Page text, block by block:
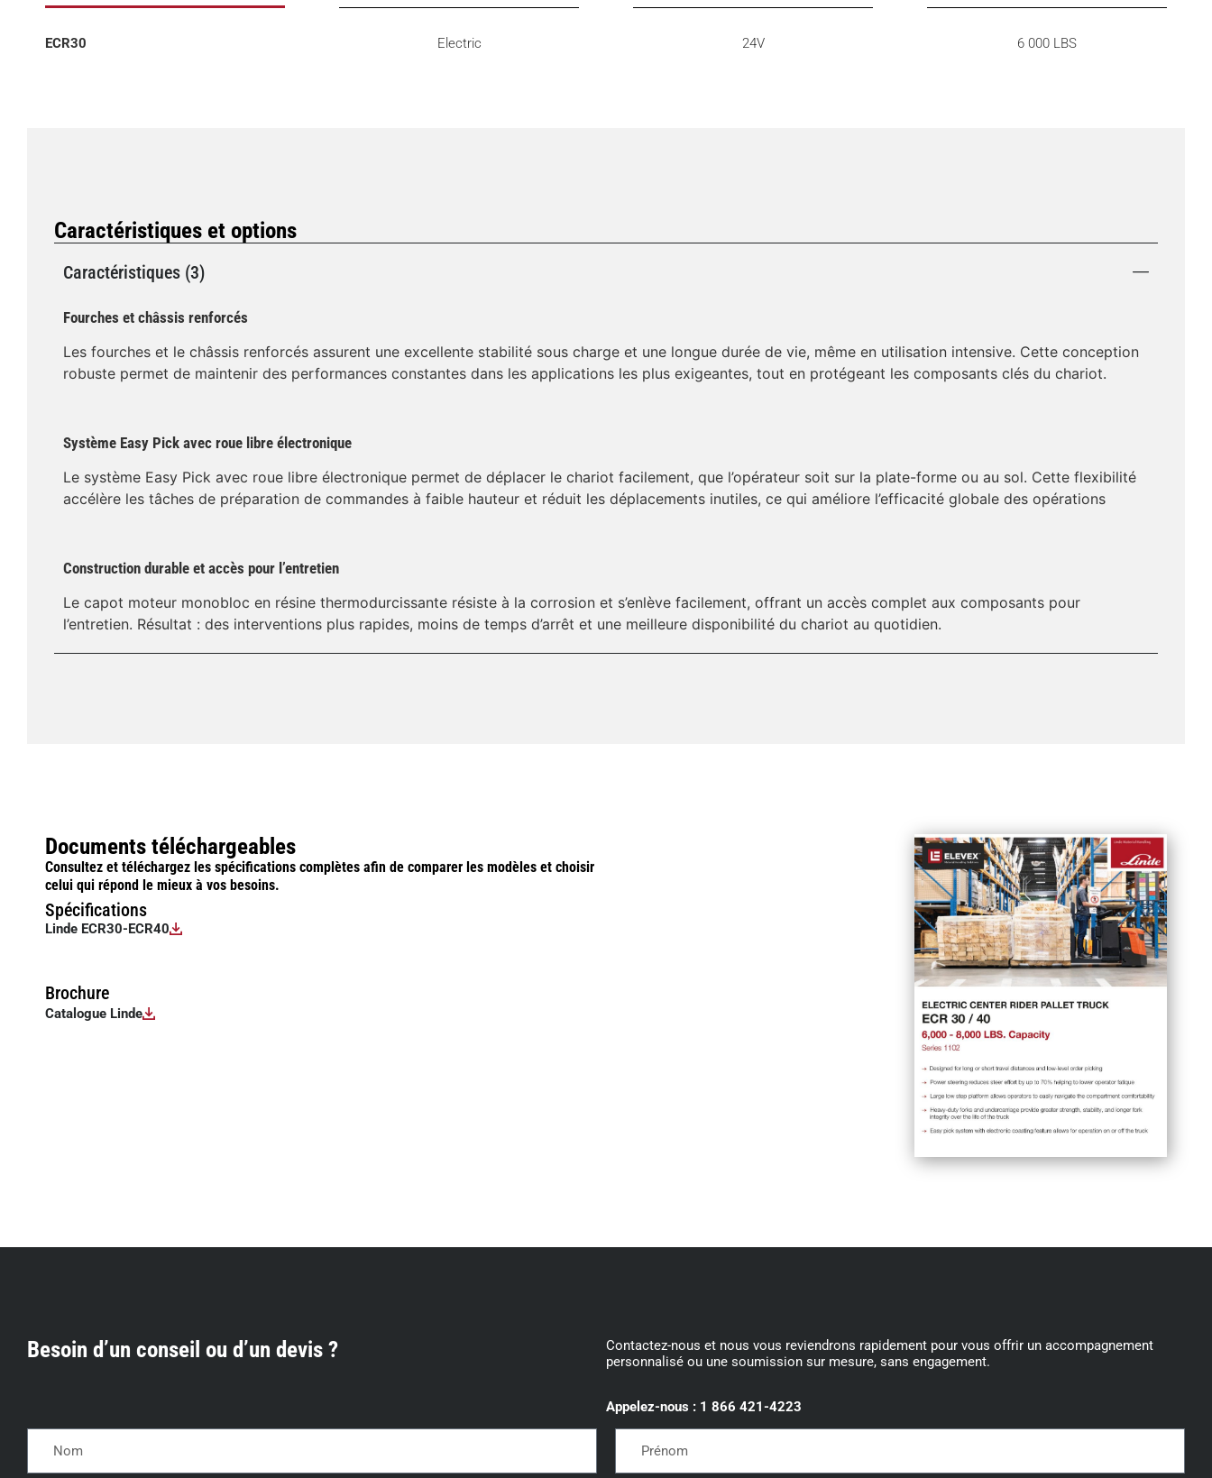
ECR30 Electric 24V 6 000 LBS
Caractéristiques et options
Caractéristiques (3)
Fourches et châssis renforcés
Les fourches et le châssis renforcés assurent une excellente stabilité sous charge et une longue durée de vie, même en utilisation intensive. Cette conception
robuste permet de maintenir des performances constantes dans les applications les plus exigeantes, tout en protégeant les composants clés du chariot.
Système Easy Pick avec roue libre électronique
Le système Easy Pick avec roue libre électronique permet de déplacer le chariot facilement, que l’opérateur soit sur la plate-forme ou au sol. Cette flexibilité
accélère les tâches de préparation de commandes à faible hauteur et réduit les déplacements inutiles, ce qui améliore l’efficacité globale des opérations
Construction durable et accès pour l’entretien
Le capot moteur monobloc en résine thermodurcissante résiste à la corrosion et s’enlève facilement, offrant un accès complet aux composants pour
l’entretien. Résultat : des interventions plus rapides, moins de temps d’arrêt et une meilleure disponibilité du chariot au quotidien.
Documents téléchargeables
Consultez et téléchargez les spécifications complètes afin de comparer les modèles et choisir
celui qui répond le mieux à vos besoins.
Spécifications
Linde ECR30-ECR40
Brochure
Catalogue Linde
Besoin d’un conseil ou d’un devis ?
Contactez-nous et nous vous reviendrons rapidement pour vous offrir un accompagnement
personnalisé ou une soumission sur mesure, sans engagement.
Appelez-nous : 1 866 421-4223